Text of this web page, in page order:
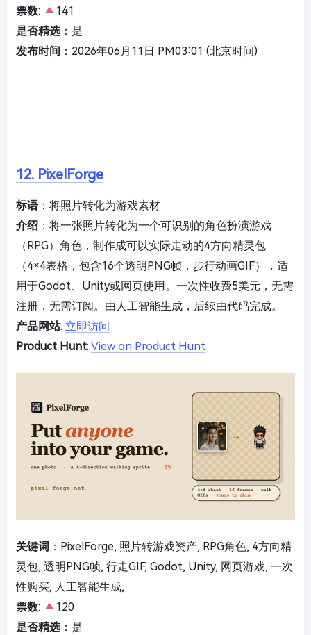
票数:
141
是否精选：是
发布时间 ：2026年06月11日 PM03:01 (北京时间)
12. PixelForge
标语：将照片转化为游戏素材
介绍 ：将一张照片转化为一个可识别的角色扮演游戏
（RPG）角色，制作成可以实际走动的4方向精灵包
（4×4表格，包含16个透明PNG帧，步行动画GIF），适
用于Godot、Unity或网页使用。一次性收费5美元，无需
注册，无需订阅。由人工智能生成，后续由代码完成。
产品网站: 立即访问
Product Hunt: View on Product Hunt
关键词 ：PixelForge, 照片转游戏资产, RPG角色, 4方向精
灵包, 透明PNG帧, 行走GIF, Godot, Unity, 网页游戏, 一次
性购买, 人工智能生成,
票数:
120
是否精选：是